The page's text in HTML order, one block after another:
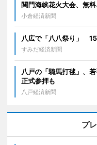
関門海峡花火大会、無
小倉経済新聞
八広で「八八祭り」
すみだ経済新聞
八戸の「騎馬打毬」、
正式参拝も
八戸経済新聞
プ